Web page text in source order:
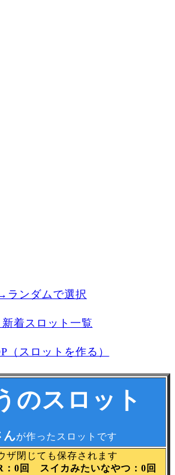
ランダムで選択
着スロット一覧
（スロットを作る）
のスロット
んが作ったスロットです
ザ閉じても保存されます
0回 スイカみたいなやつ：0回